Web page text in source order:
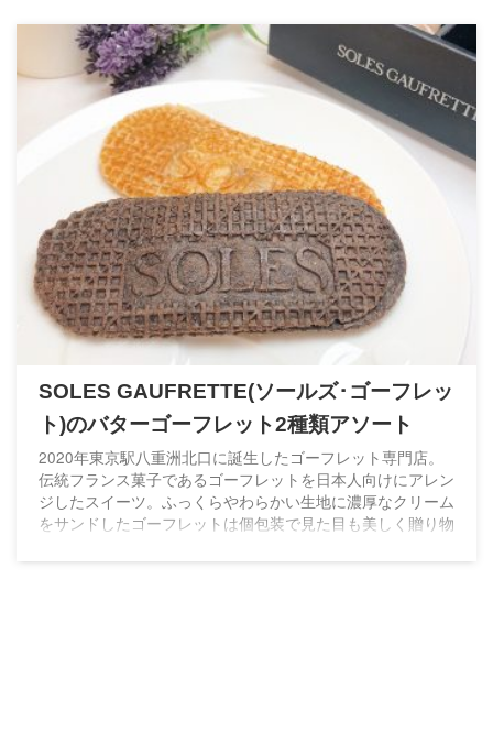
SOLES GAUFRETTE(ソールズ･ゴーフレッ
ト)のバターゴーフレット2種類アソート
2020年東京駅八重洲北口に誕生したゴーフレット専門店。
伝統フランス菓子であるゴーフレットを日本人向けにアレン
ジしたスイーツ。ふっくらやわらかい生地に濃厚なクリーム
をサンドしたゴーフレットは個包装で見た目も美しく贈り物